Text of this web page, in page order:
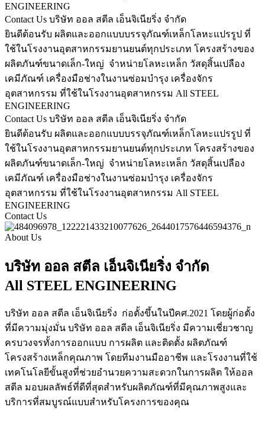
ENGINEERING
Contact Us บริษัท ออล สตีล เอ็นจิเนียริ่ง จำกัด
ยินดีต้อนรับ ผลิตและออกแบบบรรจุภัณฑ์เหล็กโลหะแปรรูป ที่
ใช้ในโรงงานอุตสาหกรรมยานยนต์ทุกประเภท โครงสร้างของ
ผลิตภันฑ์ขนาดเล็ก-ใหญ่ จำหน่ายโลหะเหล็ก วัสดุสิ้นเปลือง
เคมีภัณฑ์ เครื่องมือช่างในงานซ่อมบำรุง เครื่องจักร
อุตสาหกรรม ที่ใช้ในโรงงานอุตสาหกรรม All STEEL
ENGINEERING
Contact Us บริษัท ออล สตีล เอ็นจิเนียริ่ง จำกัด
ยินดีต้อนรับ ผลิตและออกแบบบรรจุภัณฑ์เหล็กโลหะแปรรูป ที่
ใช้ในโรงงานอุตสาหกรรมยานยนต์ทุกประเภท โครงสร้างของ
ผลิตภันฑ์ขนาดเล็ก-ใหญ่ จำหน่ายโลหะเหล็ก วัสดุสิ้นเปลือง
เคมีภัณฑ์ เครื่องมือช่างในงานซ่อมบำรุง เครื่องจักร
อุตสาหกรรม ที่ใช้ในโรงงานอุตสาหกรรม All STEEL
ENGINEERING
Contact Us
About Us
บริษัท ออล สตีล เอ็นจิเนียริ่ง จำกัด
All STEEL ENGINEERING
บริษัท ออล สตีล เอ็นจิเนียริ่ง ก่อตั้งขึ้นในปีคศ.2021 โดยผู้ก่อตั้ง
ที่มีความมุ่งมั่น บริษัท ออล สตีล เอ็นจิเนียริ่ง มีความเชี่ยวชาญ
ครบวงจรทั้งการออกแบบ การผลิต และติดตั้ง ผลิตภัณฑ์
โครงสร้างเหล็กคุณภาพ โดยทีมงานมืออาชีพ และโรงงานที่ใช้
เทคโนโลยีขั้นสูงที่ช่วยอำนวยความสะดวกในการผลิต ให้ออล
สตีล มอบผลลัพธ์ที่ดีที่สุดสำหรับผลิตภัณฑ์ที่มีคุณภาพสูงและ
บริการที่สมบูรณ์แบบสำหรับโครงการของคุณ